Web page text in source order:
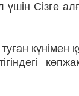
Сізге
күнімен